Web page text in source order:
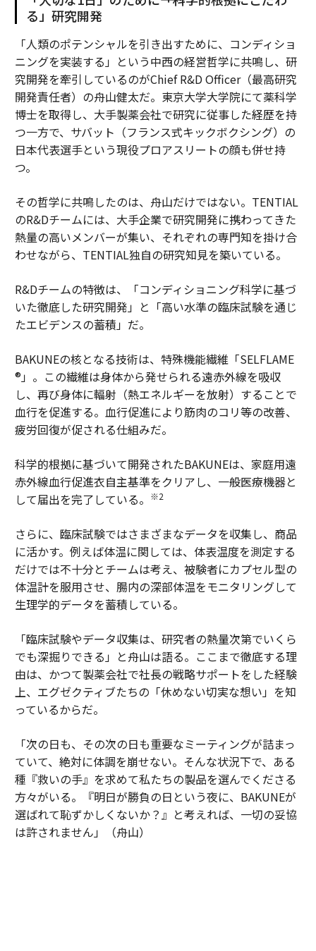
る」研究開発
「人類のポテンシャルを引き出すために、コンディショ
ニングを実装する」という中西の経営哲学に共鳴し、研
究開発を牽引しているのがChief R&D Officer（最高研究
開発責任者）の舟山健太だ。東京大学大学院にて薬科学
博士を取得し、大手製薬会社で研究に従事した経歴を持
つ一方で、サバット（フランス式キックボクシング）の
日本代表選手という現役プロアスリートの顔も併せ持
つ。
その哲学に共鳴したのは、舟山だけではない。TENTIAL
のR&Dチームには、大手企業で研究開発に携わってきた
熱量の高いメンバーが集い、それぞれの専門知を掛け合
わせながら、TENTIAL独自の研究知見を築いている。
R&Dチームの特徴は、「コンディショニング科学に基づ
いた徹底した研究開発」と「高い水準の臨床試験を通じ
たエビデンスの蓄積」だ。
BAKUNEの核となる技術は、特殊機能繊維「SELFLAME
®」。この繊維は身体から発せられる遠赤外線を吸収
し、再び身体に輻射（熱エネルギーを放射）することで
血行を促進する。血行促進により筋肉のコリ等の改善、
疲労回復が促される仕組みだ。
科学的根拠に基づいて開発されたBAKUNEは、家庭用遠
赤外線血行促進衣自主基準をクリアし、一般医療機器と
して届出を完了している。
※2
さらに、臨床試験ではさまざまなデータを収集し、商品
に活かす。例えば体温に関しては、体表温度を測定する
だけでは不十分とチームは考え、被験者にカプセル型の
体温計を服用させ、腸内の深部体温をモニタリングして
生理学的データを蓄積している。
「臨床試験やデータ収集は、研究者の熱量次第でいくら
でも深掘りできる」と舟山は語る。ここまで徹底する理
由は、かつて製薬会社で社長の戦略サポートをした経験
上、エグゼクティブたちの「休めない切実な想い」を知
っているからだ。
「次の日も、その次の日も重要なミーティングが詰まっ
ていて、絶対に体調を崩せない。そんな状況下で、ある
種『救いの手』を求めて私たちの製品を選んでくださる
方々がいる。『明日が勝負の日という夜に、BAKUNEが
選ばれて恥ずかしくないか？』と考えれば、一切の妥協
は許されません」（舟山）